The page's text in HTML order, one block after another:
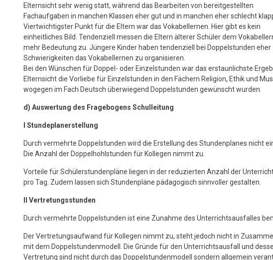
Elternsicht sehr wenig statt, während das Bearbeiten von bereitgestellten
Fachaufgaben in manchen Klassen eher gut und in manchen eher schlecht
Viertwichtigster Punkt für die Eltern war das Vokabellernen. Hier gibt es kein
einheitliches Bild. Tendenziell messen die Eltern älterer Schüler dem
mehr Bedeutung zu. Jüngere Kinder haben tendenziell bei Doppelstunden eher
Schwierigkeiten das Vokabellernen zu organisieren.
Bei den Wünschen für Doppel- oder Einzelstunden war das erstaunlichste
Elternsicht die Vorliebe für Einzelstunden in den Fächern Religion, Ethik und
wogegen im Fach Deutsch überwiegend Doppelstunden gewünscht wurden.
d) Auswertung des Fragebogens Schulleitung
I Stundeplanerstellung
Durch vermehrte Doppelstunden wird die Erstellung des Stundenplanes nicht
Die Anzahl der Doppelhohlstunden für Kollegen nimmt zu.
Vorteile für Schülerstundenpläne liegen in der reduzierten Anzahl der
pro Tag. Zudem lassen sich Stundenpläne pädagogisch sinnvoller gestalten.
II Vertretungsstunden
Durch vermehrte Doppelstunden ist eine Zunahme des Unterrichtsausfalles
Der Vertretungsaufwand für Kollegen nimmt zu, steht jedoch nicht in
mit dem Doppelstundenmodell. Die Gründe für den Unterrichtsausfall und
Vertretung sind nicht durch das Doppelstundenmodell sondern allgemein